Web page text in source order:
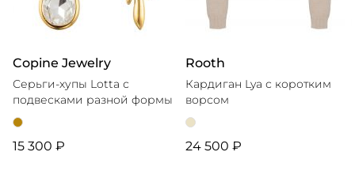
Copine Jewelry
Серьги-хупы Lotta с
подвесками разной формы
15 300 ₽
Rooth
Кардиган Lya с коротким
ворсом
24 500 ₽